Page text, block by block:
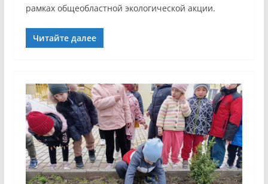
рамках общеобластной экологической акции.
Читайте далее